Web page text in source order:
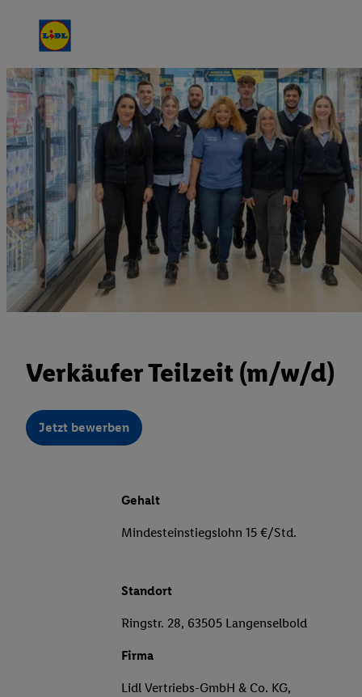
Verkäufer Teilzeit (m/w/d)
Jetzt bewerben
Gehalt
Mindesteinstiegslohn 15 €/Std.
Standort
Ringstr. 28, 63505 Langenselbold
Firma
Lidl Vertriebs-GmbH & Co. KG,